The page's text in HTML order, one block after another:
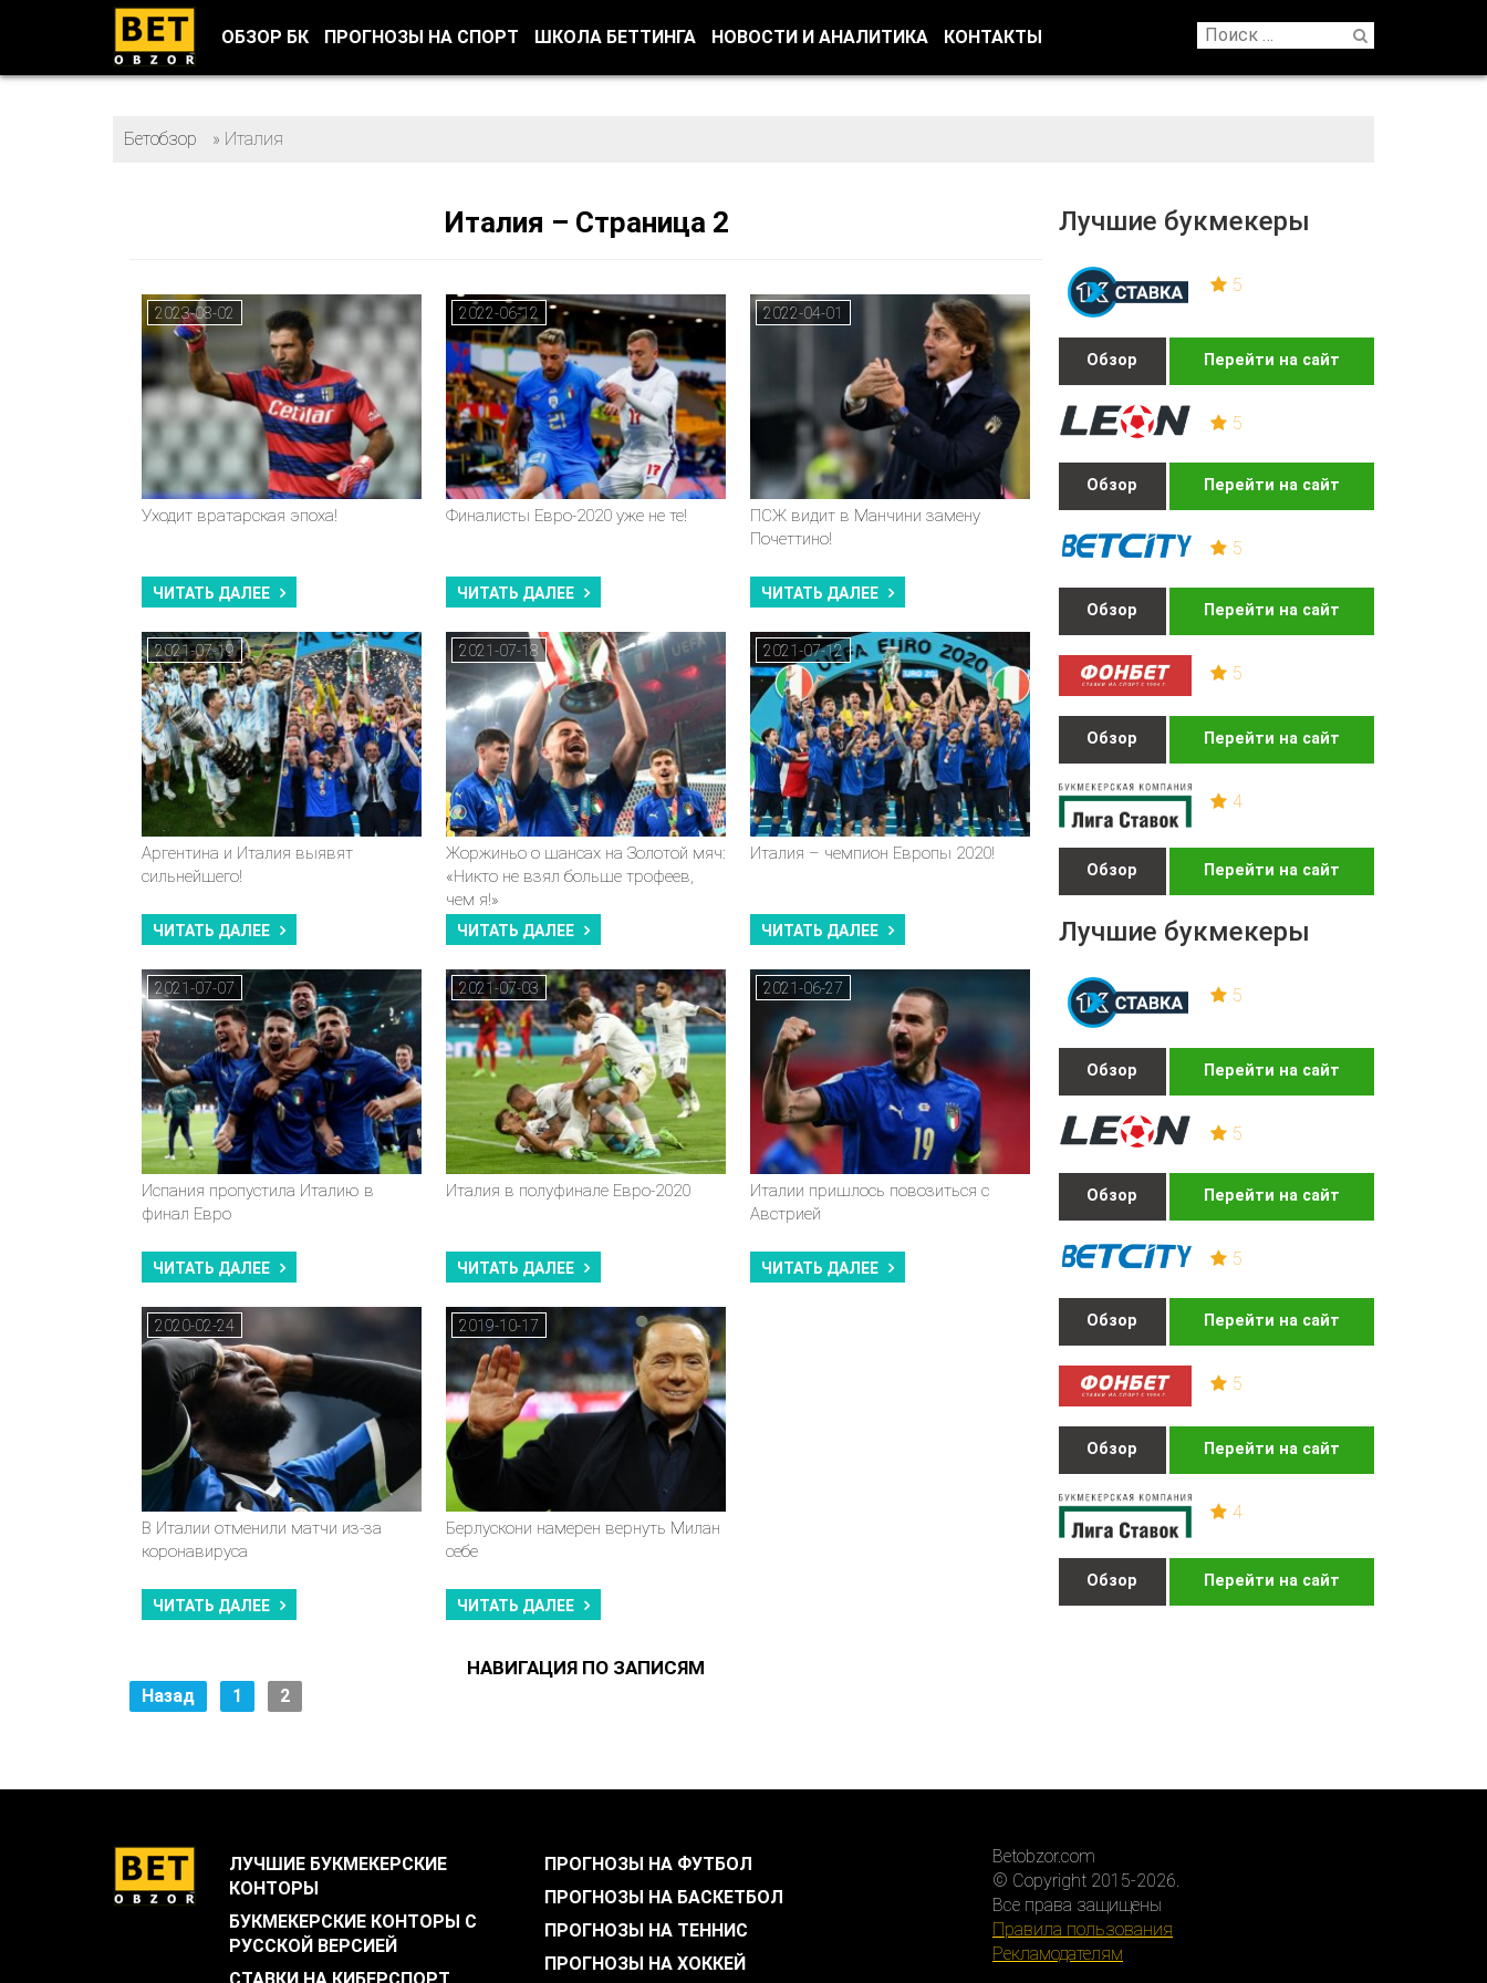
ОБЗОР БК ПРОГНОЗЫ НА СПОРТ ШКОЛА БЕТТИНГА НОВОСТИ И АНАЛИТИКА КОНТАКТЫ
Бетобзор » Италия
Лучшие букмекеры
5
Обзор Перейти на сайт
5
Обзор Перейти на сайт
5
Обзор Перейти на сайт
5
Обзор Перейти на сайт
4
Обзор Перейти на сайт
Лучшие букмекеры
5
Обзор Перейти на сайт
5
Обзор Перейти на сайт
5
Обзор Перейти на сайт
5
Обзор Перейти на сайт
4
Обзор Перейти на сайт
Италия – Страница 2
2023-08-02
Уходит вратарская эпоха!
ЧИТАТЬ ДАЛЕЕ
2022-06-12
Финалисты Евро-2020 уже не те!
ЧИТАТЬ ДАЛЕЕ
2022-04-01
ПСЖ видит в Манчини замену
Почеттино!
ЧИТАТЬ ДАЛЕЕ
2021-07-19
Аргентина и Италия выявят
сильнейшего!
ЧИТАТЬ ДАЛЕЕ
2021-07-18
Жоржиньо о шансах на Золотой мяч:
«Никто не взял больше трофеев,
чем я!»
ЧИТАТЬ ДАЛЕЕ
2021-07-12
Италия – чемпион Европы 2020!
ЧИТАТЬ ДАЛЕЕ
2021-07-07
Испания пропустила Италию в
финал Евро
ЧИТАТЬ ДАЛЕЕ
2021-07-03
Италия в полуфинале Евро-2020
ЧИТАТЬ ДАЛЕЕ
2021-06-27
Италии пришлось повозиться с
Австрией
ЧИТАТЬ ДАЛЕЕ
2020-02-24
В Италии отменили матчи из-за
коронавируса
ЧИТАТЬ ДАЛЕЕ
2019-10-17
Берлускони намерен вернуть Милан
себе
ЧИТАТЬ ДАЛЕЕ
НАВИГАЦИЯ ПО ЗАПИСЯМ
Назад 1 2
ЛУЧШИЕ БУКМЕКЕРСКИЕ
КОНТОРЫ
БУКМЕКЕРСКИЕ КОНТОРЫ С
РУССКОЙ ВЕРСИЕЙ
ПРОГНОЗЫ НА ФУТБОЛ
ПРОГНОЗЫ НА БАСКЕТБОЛ
ПРОГНОЗЫ НА ТЕННИС
ПРОГНОЗЫ НА ХОККЕЙ
Betobzor.com
© Copyright 2015-2026.
Все права защищены
Правила пользования
Рекламодателям